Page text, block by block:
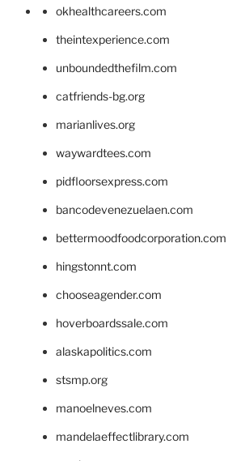
okhealthcareers.com
theintexperience.com
unboundedthefilm.com
catfriends-bg.org
marianlives.org
waywardtees.com
pidfloorsexpress.com
bancodevenezuelaen.com
bettermoodfoodcorporation.com
hingstonnt.com
chooseagender.com
hoverboardssale.com
alaskapolitics.com
stsmp.org
manoelneves.com
mandelaeffectlibrary.com